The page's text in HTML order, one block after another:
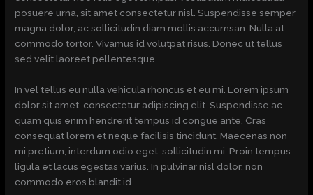
posuere urna, sit amet consectetur nisl. Suspendisse semper
magna dolor, ac sollicitudin diam mollis accumsan. Nulla at
commodo tortor. Vivamus id volutpat risus. Donec ut tellus
sed velit laoreet pellentesque.
In vel tellus eu nulla vehicula rhoncus et eu mi. Lorem ipsum
dolor sit amet, consectetur adipiscing elit. Suspendisse ac
quam quis enim hendrerit tempus id congue ante. Cras
consequat lorem et neque facilisis tincidunt. Maecenas non
mi pretium, interdum odio eget, sollicitudin mi. Proin tempus
ligula et lacus egestas varius. In pulvinar nisl dolor, non
commodo eros blandit id.